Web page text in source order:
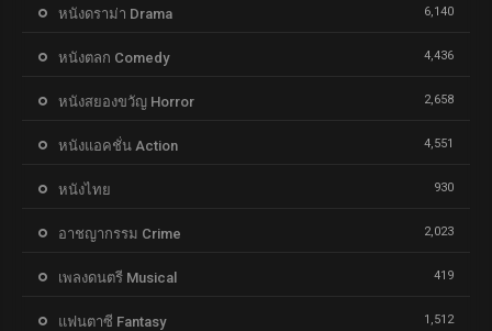
หนังดราม่า Drama 6,140
หนังตลก Comedy 4,436
หนังสยองขวัญ Horror 2,658
หนังแอคชั่น Action 4,551
หนังไทย 930
อาชญากรรม Crime 2,023
เพลงดนตรี Musical 419
แฟนตาซี Fantasy 1,512